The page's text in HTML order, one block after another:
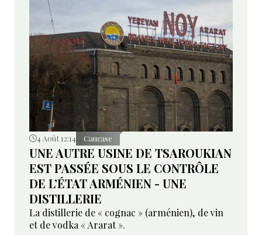
4 Août 12:14 Caucase
UNE AUTRE USINE DE TSAROUKIAN
EST PASSÉE SOUS LE CONTRÔLE
DE L’ÉTAT ARMÉNIEN - UNE
DISTILLERIE
La distillerie de « cognac » (arménien), de vin
et de vodka « Ararat ».